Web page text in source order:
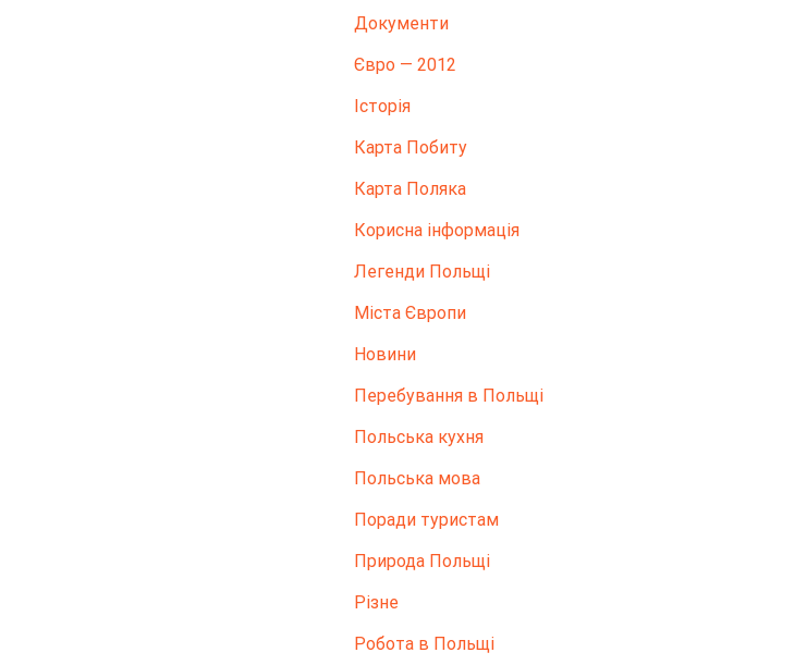
Документи
Євро — 2012
Історія
Карта Побиту
Карта Поляка
Корисна інформація
Легенди Польщі
Міста Європи
Новини
Перебування в Польщі
Польська кухня
Польська мова
Поради туристам
Природа Польщі
Різне
Робота в Польщі